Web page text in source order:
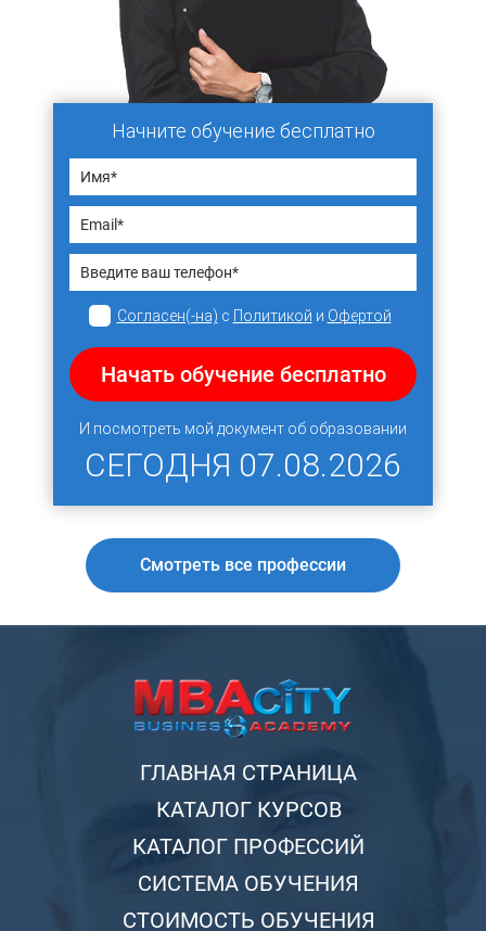
Начните обучение бесплатно
Согласен(-на) с Политикой и Офертой
Начать обучение бесплатно
И посмотреть мой документ об образовании
СЕГОДНЯ 07.08.2026
Смотреть все профессии
ГЛАВНАЯ СТРАНИЦА
КАТАЛОГ КУРСОВ
КАТАЛОГ ПРОФЕССИЙ
СИСТЕМА ОБУЧЕНИЯ
СТОИМОСТЬ ОБУЧЕНИЯ